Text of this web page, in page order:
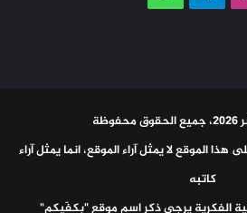
الموقع لا يمثل آراء الموقع، انما يمثل آراء
كاتبه
الفكرية يرجى ذكر اسم موقع "بكفّيكم"